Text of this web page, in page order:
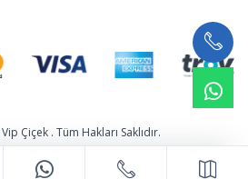
Çiçek . Tüm Hakları Saklıdır.